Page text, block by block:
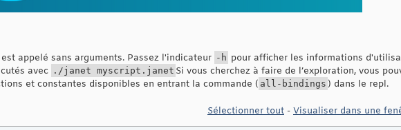
appelé sans arguments. Passez l'indicateur -h pour afficher les informations
avec ./janet myscript.janet Si vous cherchez à faire de l’exploration, vous
et constantes disponibles en entrant la commande ( all-bindings ) dans le repl.
Sélectionner tout - Visualiser dans une